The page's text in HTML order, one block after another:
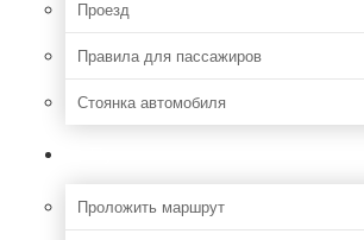
Проезд
Правила для пассажиров
Стоянка автомобиля
Проложить маршрут